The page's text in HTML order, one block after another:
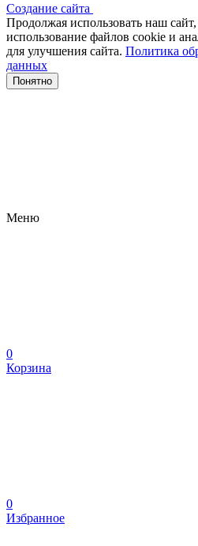
Создание сайта
Продолжая использовать наш
использование файлов сооkіе и
для улучшения сайта. Политика
данных
Понятно
Меню
0
Корзина
0
Избранное